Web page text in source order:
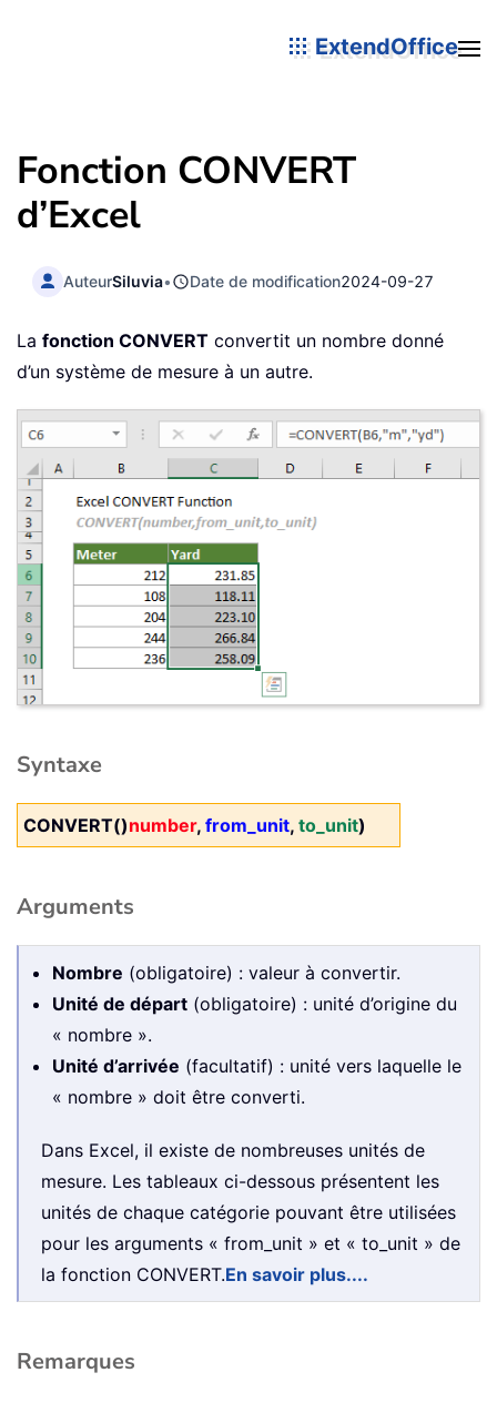
ExtendOffice
Fonction CONVERT
d’Excel
AuteurSiluvia• Date de modification2024-09-27
La fonction CONVERT convertit un nombre donné
d’un système de mesure à un autre.
Syntaxe
CONVERT()number, from_unit, to_unit)
Arguments
Nombre (obligatoire) : valeur à convertir.
Unité de départ (obligatoire) : unité d’origine du
« nombre ».
Unité d’arrivée (facultatif) : unité vers laquelle le
« nombre » doit être converti.
Dans Excel, il existe de nombreuses unités de
mesure. Les tableaux ci-dessous présentent les
unités de chaque catégorie pouvant être utilisées
pour les arguments « from_unit » et « to_unit » de
la fonction CONVERT.En savoir plus....
Remarques